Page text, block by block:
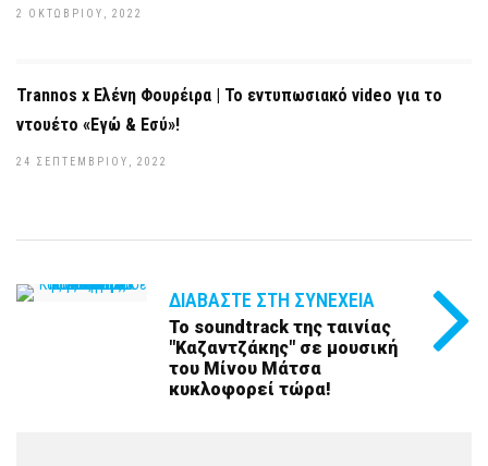
2 ΟΚΤΩΒΡΊΟΥ, 2022
Trannos x Ελένη Φουρέιρα | Το εντυπωσιακό video για το
ντουέτο «Εγώ & Εσύ»!
24 ΣΕΠΤΕΜΒΡΊΟΥ, 2022
ΔΙΑΒΆΣΤΕ ΣΤΗ ΣΥΝΈΧΕΙΑ
Το soundtrack της ταινίας
"Καζαντζάκης" σε μουσική
του Μίνου Μάτσα
κυκλοφορεί τώρα!